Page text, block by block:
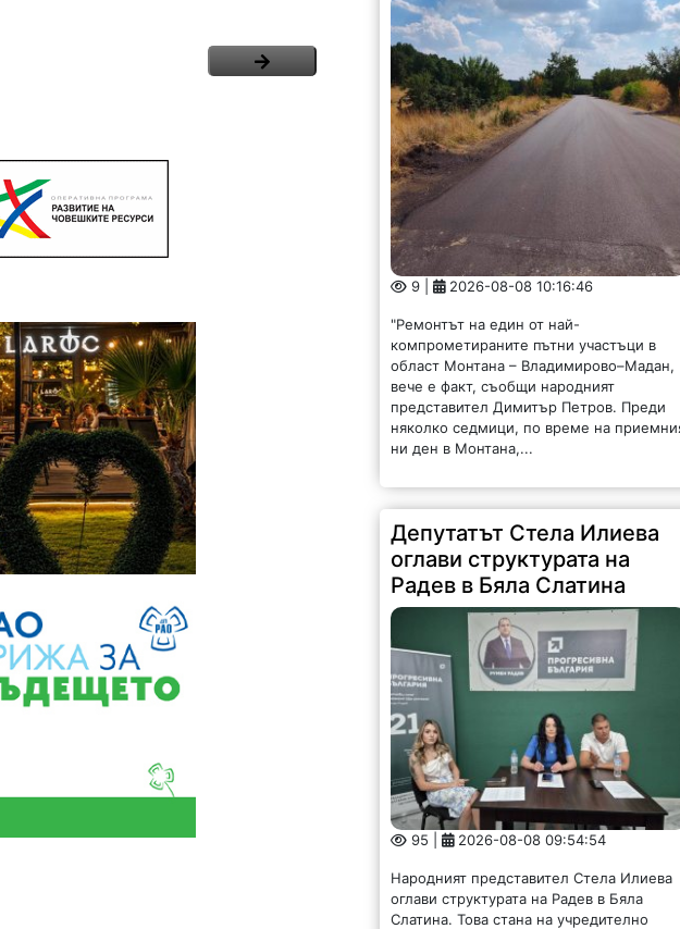
9 | 2026-08-08 10:16:46
"Ремонтът на един от най-
компрометираните пътни участъци в
област Монтана – Владимирово–Мадан,
вече е факт, съобщи народният
представител Димитър Петров. Преди
няколко седмици, по време на
ни ден в Монтана,...
Депутатът Стела Илиева
оглави структурата на
Радев в Бяла Слатина
95 | 2026-08-08 09:54:54
Народният представител Стела Илиева
оглави структурата на Радев в Бяла
Слатина. Това стана на учредително